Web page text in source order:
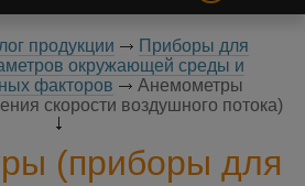
продукции
Приборы для
окружающей среды и
факторов
Анемометры
скорости воздушного потока)
(приборы для